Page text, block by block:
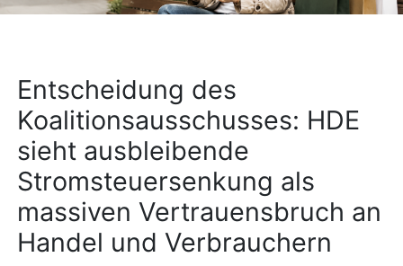
Entscheidung des
Koalitionsausschusses: HDE
sieht ausbleibende
Stromsteuersenkung als
massiven Vertrauensbruch an
Handel und Verbrauchern